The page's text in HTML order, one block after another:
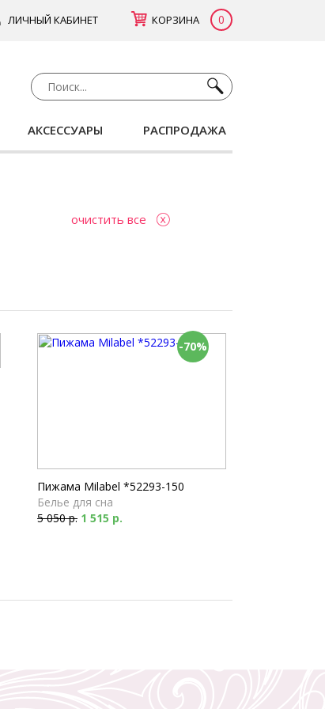
ЛИЧНЫЙ КАБИНЕТ КОРЗИНА 0
АКСЕССУАРЫ РАСПРОДАЖА
очистить все
-70%
Пижама Milabel *52293-150
Белье для сна
5 050 р. 1 515 р.